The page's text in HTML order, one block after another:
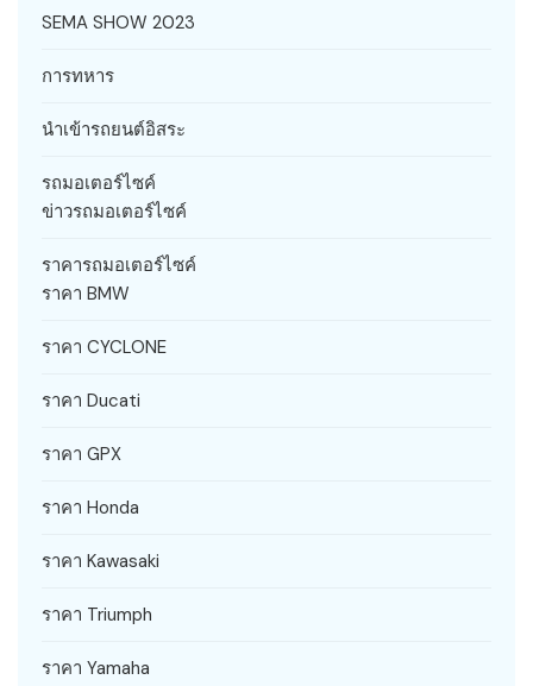
SEMA SHOW 2023
การทหาร
นำเข้ารถยนต์อิสระ
รถมอเตอร์ไซค์
ข่าวรถมอเตอร์ไซค์
ราคารถมอเตอร์ไซค์
ราคา BMW
ราคา CYCLONE
ราคา Ducati
ราคา GPX
ราคา Honda
ราคา Kawasaki
ราคา Triumph
ราคา Yamaha